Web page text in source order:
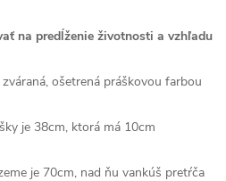
na predĺženie životnosti a vzhľadu
ošetrená práškovou farbou
je 38cm, ktorá má 10cm
je 70cm, nad ňu vankúš pretŕča